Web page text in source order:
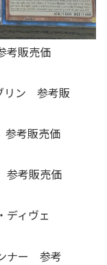
考販売価
リン 参考販
参考販売価
参考販売価
ディヴェ
ナー 参考